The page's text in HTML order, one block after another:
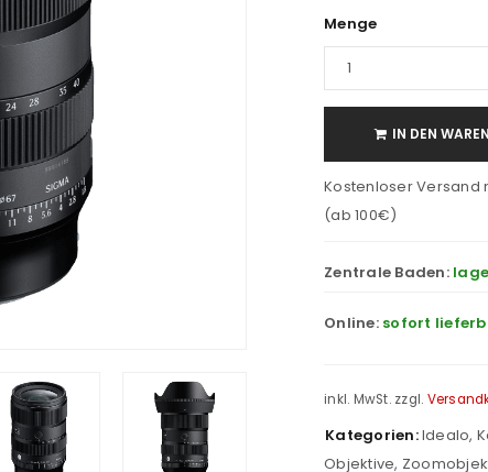
Menge
IN DEN
Kostenloser Versand
(ab 100€)
Zentrale Baden:
Online: sofort
inkl. MwSt. zzgl.
Kategorien:Idealo,
Objektive,